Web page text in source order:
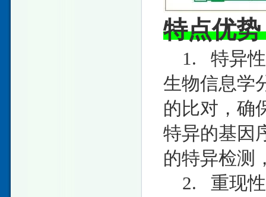
特点优势
1. 特异性
生物信息学
的比对，确
特异的基因
的特异检测
2. 重现性